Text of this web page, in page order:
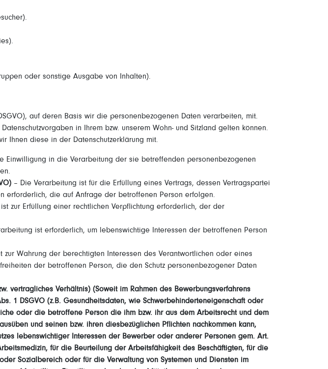
oder sonstige Ausgabe von Inhalten).
auf deren Basis wir die personenbezogenen Daten verarbeiten, mit.
in Ihrem bzw. unserem Wohn- und Sitzland gelten können.
Ihnen diese in der Datenschutzerklärung mit.
Einwilligung in die Verarbeitung der sie betreffenden personenbezogenen
– Die Verarbeitung ist für die Erfüllung eines Vertrags, dessen Vertragspartei
erforderlich, die auf Anfrage der betroffenen Person erfolgen.
zur Erfüllung einer rechtlichen Verpflichtung erforderlich, der der
ist erforderlich, um lebenswichtige Interessen der betroffenen Person
zur Wahrung der berechtigten Interessen des Verantwortlichen oder eines
der betroffenen Person, die den Schutz personenbezogener Daten
vertragliches Verhältnis) (Soweit im Rahmen des Bewerbungsverfahrens
1 DSGVO (z.B. Gesundheitsdaten, wie Schwerbehinderteneigenschaft oder
oder die betroffene Person die ihm bzw. ihr aus dem Arbeitsrecht und dem
und seinen bzw. ihren diesbezüglichen Pflichten nachkommen kann,
lebenswichtiger Interessen der Bewerber oder anderer Personen gem. Art.
für die Beurteilung der Arbeitsfähigkeit des Beschäftigten, für die
Sozialbereich oder für die Verwaltung von Systemen und Diensten im